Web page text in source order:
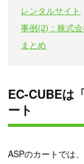
レンタルサイト
事例(2)：株式
まとめ
EC-CUBEは
ート
ASPのカートでは